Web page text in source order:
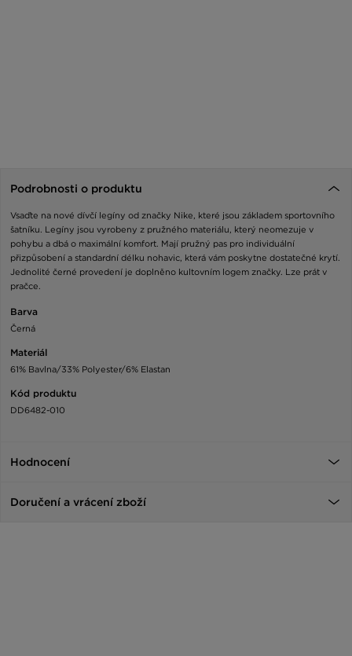
Podrobnosti o produktu
Vsaďte na nové dívčí legíny od značky Nike, které jsou základem sportovního
šatníku. Legíny jsou vyrobeny z pružného materiálu, který neomezuje v
pohybu a dbá o maximální komfort. Mají pružný pas pro individuální
přizpůsobení a standardní délku nohavic, která vám poskytne dostatečné krytí.
Jednolité černé provedení je doplněno kultovním logem značky. Lze prát v
pračce.
Barva
Černá
Materiál
61% Bavlna/33% Polyester/6% Elastan
Kód produktu
DD6482-010
Hodnocení
Doručení a vrácení zboží